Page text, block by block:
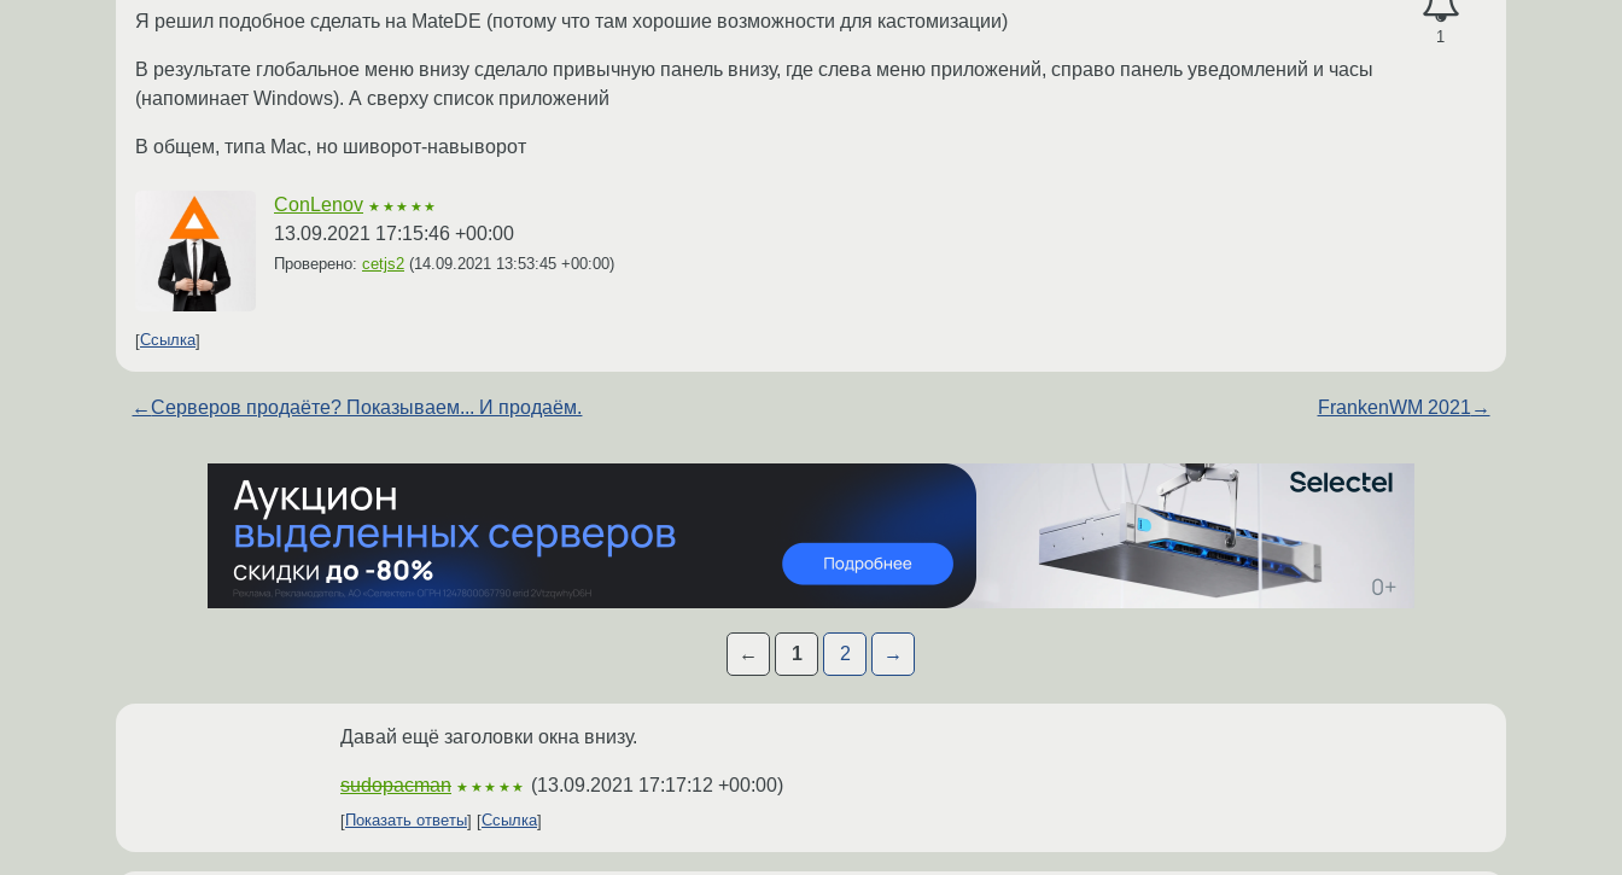
1
Я решил подобное сделать на MateDE (потому что там хорошие возможности для кастомизации)
В результате глобальное меню внизу сделало привычную панель внизу, где слева меню приложений, справо панель уведомлений и часы
(напоминает Windows). А сверху список приложений
В общем, типа Mac, но шиворот-навыворот
ConLenov ★★★★★
13.09.2021 17:15:46 +00:00
Проверено: cetjs2 (14.09.2021 13:53:45 +00:00)
Ссылка
←Серверов продаёте? Показываем... И продаём. FrankenWM 2021 →
← 1 2 →
Давай ещё заголовки окна внизу.
sudopacman ★★★★★ (13.09.2021 17:17:12 +00:00)
Показать ответы Ссылка